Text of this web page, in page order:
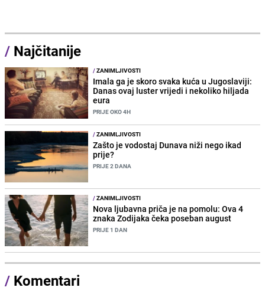
/ Najčitanije
/ZANIMLJIVOSTI
Imala ga je skoro svaka kuća u Jugoslaviji:
Danas ovaj luster vrijedi i nekoliko hiljada
eura
PRIJE OKO 4H
/ZANIMLJIVOSTI
Zašto je vodostaj Dunava niži nego ikad
prije?
PRIJE 2 DANA
/ZANIMLJIVOSTI
Nova ljubavna priča je na pomolu: Ova 4
znaka Zodijaka čeka poseban august
PRIJE 1 DAN
/ Komentari